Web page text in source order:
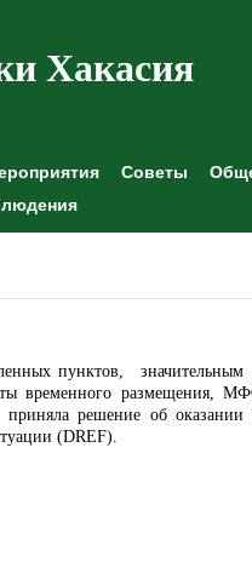
Хакасия
Советы
пунктов, значительным
временного размещения,
приняла решение об
(DREF).